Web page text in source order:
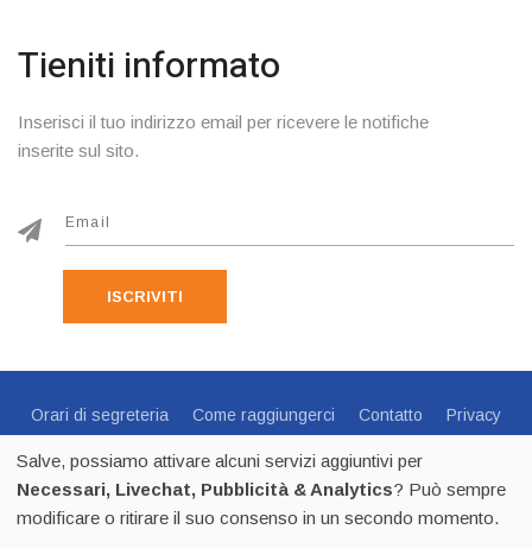
Tieniti informato
Inserisci il tuo indirizzo email per ricevere le notifiche
inserite sul sito.
ISCRIVITI
Orari di segreteria Come raggiungerci Contatto
Privacy
Centro Sportivo Italiano Comitato di Trento - via C.Endrici, 20
Trento -0461 1821695- CF 80018840225 - p.iva 02518100223
Salve, possiamo attivare alcuni servizi aggiuntivi per
Necessari, Livechat, Pubblicità & Analytics? Può sempre
modificare o ritirare il suo consenso in un secondo momento.